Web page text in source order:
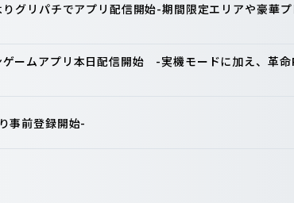
グリパチでアプリ配信開始-期間限定エリアや豪華
ームアプリ本日配信開始 -実機モードに加え、革
事前登録開始-